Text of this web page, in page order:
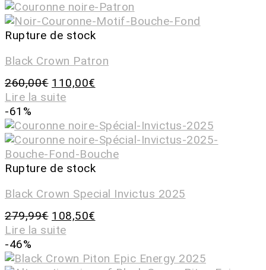
Rupture de stock
Black Crown Patron
260,00€ 110,00€
Lire la suite
-61%
Rupture de stock
Black Crown Special Invictus 2025
279,99€ 108,50€
Lire la suite
-46%